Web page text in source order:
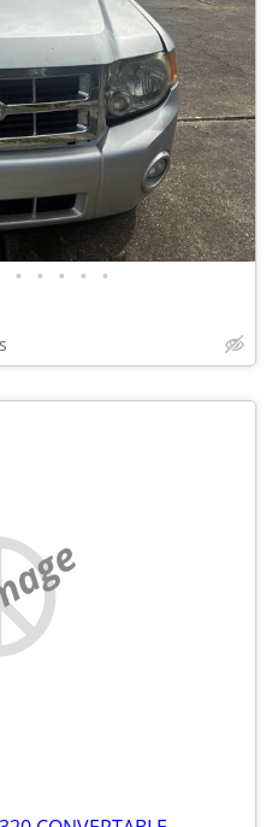
• • • • •